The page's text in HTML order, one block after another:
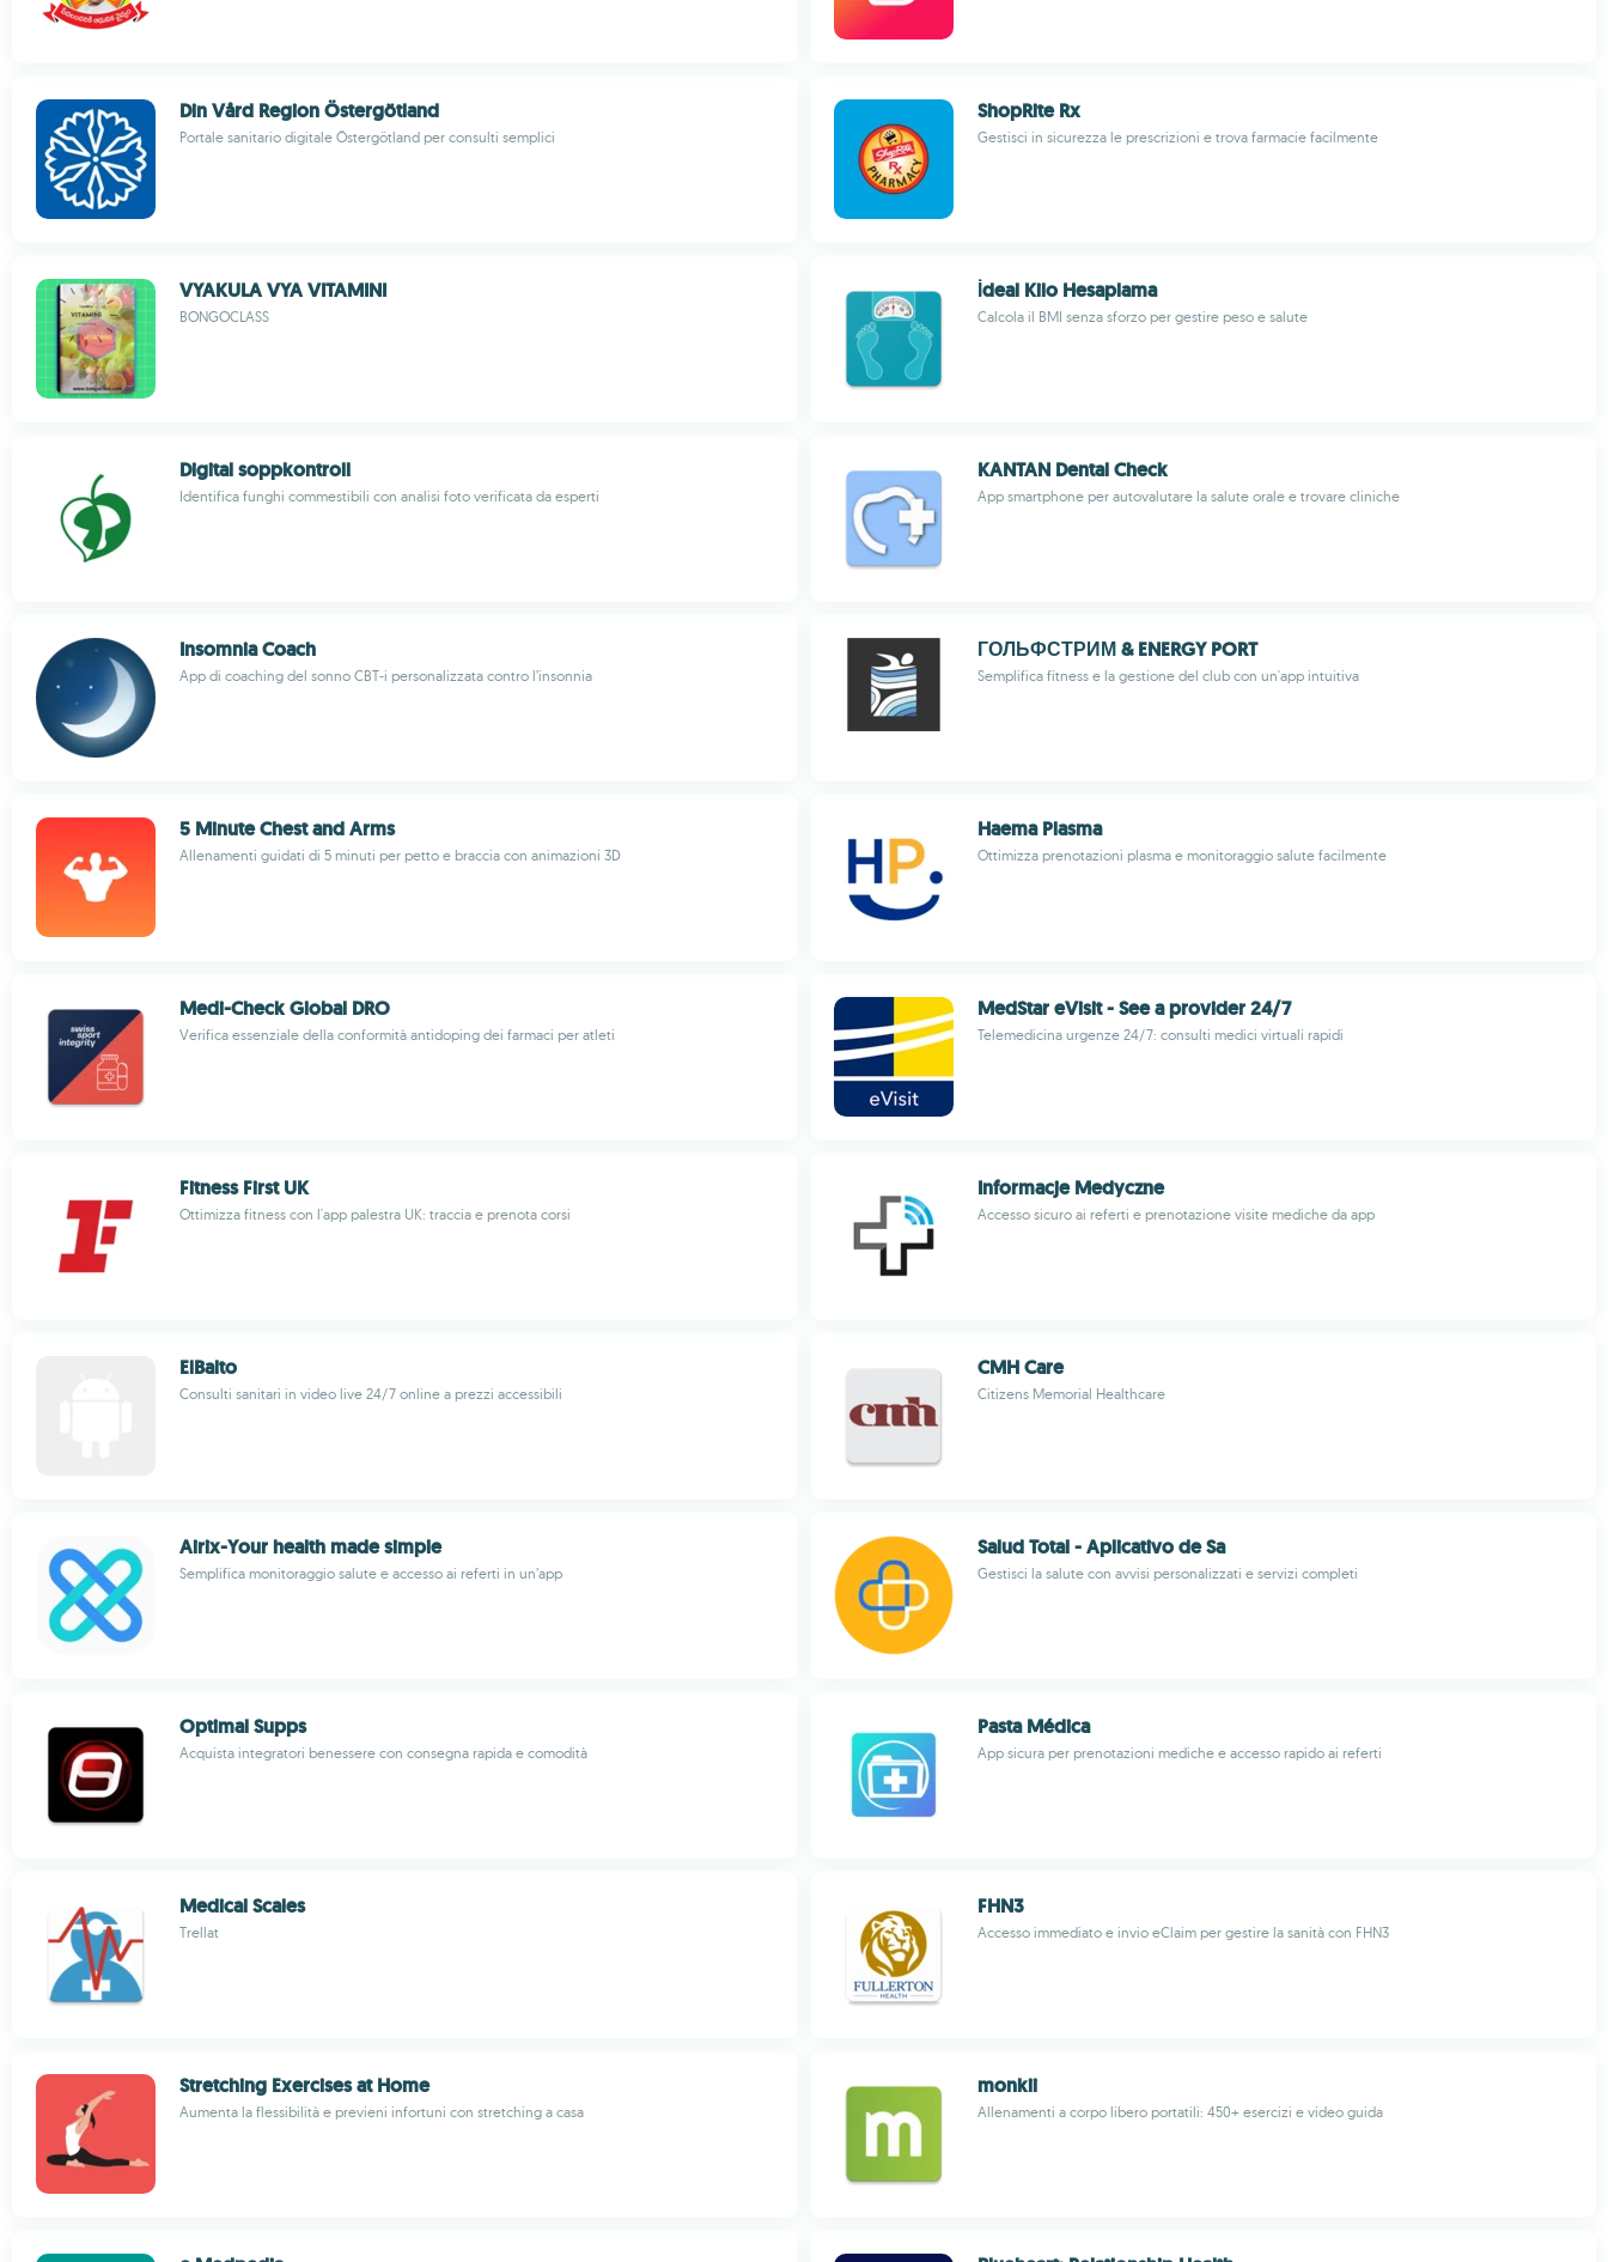
Din Vård Region Östergötland
Portale sanitario digitale Östergötland per consulti semplici
ShopRite Rx
Gestisci in sicurezza le prescrizioni e trova farmacie facilmente
VYAKULA VYA VITAMINI
BONGOCLASS
İdeal Kilo Hesaplama
Calcola il BMI senza sforzo per gestire peso e salute
Digital soppkontroll
Identifica funghi commestibili con analisi foto verificata da esperti
KANTAN Dental Check
App smartphone per autovalutare la salute orale e trovare cliniche
Insomnia Coach
App di coaching del sonno CBT-i personalizzata contro l’insonnia
ГОЛЬФСТРИМ & ENERGY PORT
Semplifica fitness e la gestione del club con un'app intuitiva
5 Minute Chest and Arms
Allenamenti guidati di 5 minuti per petto e braccia con animazioni 3D
Haema Plasma
Ottimizza prenotazioni plasma e monitoraggio salute facilmente
Medi-Check Global DRO
Verifica essenziale della conformità antidoping dei farmaci per atleti
MedStar eVisit - See a provider 24/7
Telemedicina urgenze 24/7: consulti medici virtuali rapidi
Fitness First UK
Ottimizza fitness con l'app palestra UK: traccia e prenota corsi
Informacje Medyczne
Accesso sicuro ai referti e prenotazione visite mediche da app
ElBalto
Consulti sanitari in video live 24/7 online a prezzi accessibili
CMH Care
Citizens Memorial Healthcare
Airix-Your health made simple
Semplifica monitoraggio salute e accesso ai referti in un’app
Salud Total - Aplicativo de Sa
Gestisci la salute con avvisi personalizzati e servizi completi
Optimal Supps
Acquista integratori benessere con consegna rapida e comodità
Pasta Médica
App sicura per prenotazioni mediche e accesso rapido ai referti
Medical Scales
Trellat
FHN3
Accesso immediato e invio eClaim per gestire la sanità con FHN3
Stretching Exercises at Home
Aumenta la flessibilità e previeni infortuni con stretching a casa
monkii
Allenamenti a corpo libero portatili: 450+ esercizi e video guida